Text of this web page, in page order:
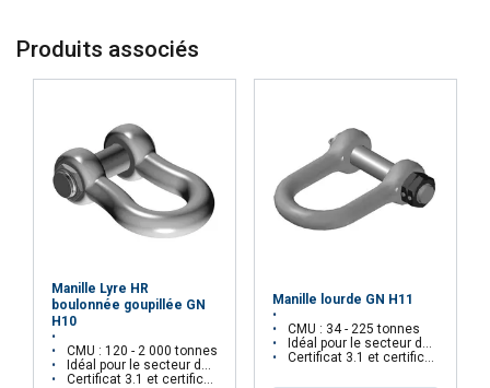
Produits associés
Manille Lyre HR
boulonnée goupillée GN
H10
CMU : 120 - 2 000 tonnes
Idéal pour le secteur de l'Offshore
Certificat 3.1 et certificat d'essai uniquement sur demande
Manille lourde GN H11
CMU : 34 - 225 tonnes
Idéal pour le secteur de l'Offshore
Certificat 3.1 et certificat d'essai uniquement sur demande